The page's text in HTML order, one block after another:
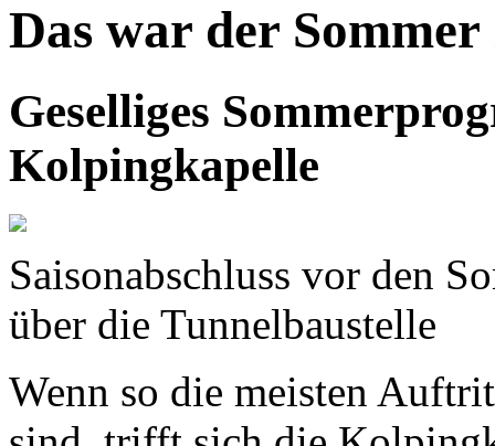
Das war der Sommer
Geselliges
Kolpingkapelle
Saisonabschluss vor den
über die Tunnelbaustelle
Wenn so die meisten